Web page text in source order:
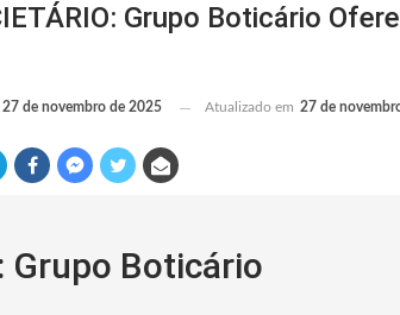
Grupo Boticário
27 de novembro de 2025 Atualizado em 27 de
Grupo Boticário